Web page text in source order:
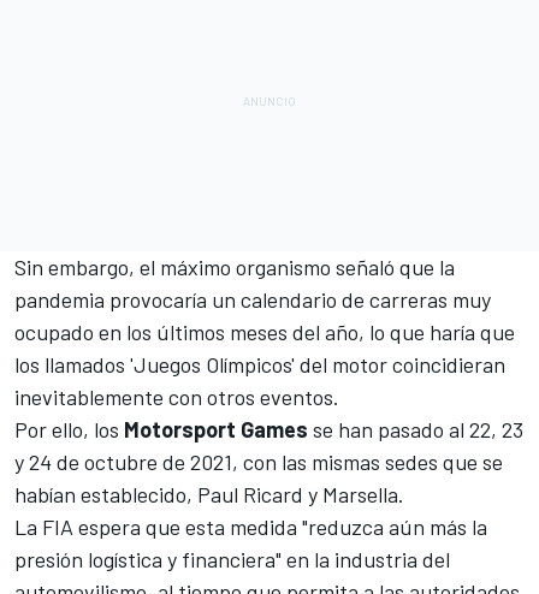
Sin embargo, el máximo organismo señaló que la
pandemia provocaría un calendario de carreras muy
ocupado en los últimos meses del año, lo que haría que
los llamados 'Juegos Olímpicos' del motor coincidieran
inevitablemente con otros eventos.
Por ello, los Motorsport Games se han pasado al 22, 23
y 24 de octubre de 2021, con las mismas sedes que se
habían establecido, Paul Ricard y Marsella.
La FIA espera que esta medida "reduzca aún más la
presión logística y financiera" en la industria del